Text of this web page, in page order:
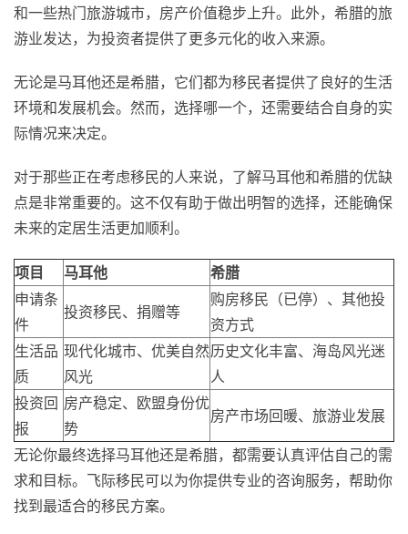
和一些热门旅游城市，房产价值稳步上升。此外，希腊的旅
游业发达，为投资者提供了更多元化的收入来源。
无论是马耳他还是希腊，它们都为移民者提供了良好的生活
环境和发展机会。然而，选择哪一个，还需要结合自身的实
际情况来决定。
对于那些正在考虑移民的人来说，了解马耳他和希腊的优缺
点是非常重要的。这不仅有助于做出明智的选择，还能确保
未来的定居生活更加顺利。
项目 马耳他
希腊
申请条
件
投资移民、捐赠等
购房移民（已停）、其他投
资方式
生活品
质
现代化城市、优美自然
风光
历史文化丰富、海岛风光迷
人
投资回
报
房产稳定、欧盟身份优
势
房产市场回暖、旅游业发展
无论你最终选择马耳他还是希腊，都需要认真评估自己的需
求和目标。飞际移民可以为你提供专业的咨询服务，帮助你
找到最适合的移民方案。